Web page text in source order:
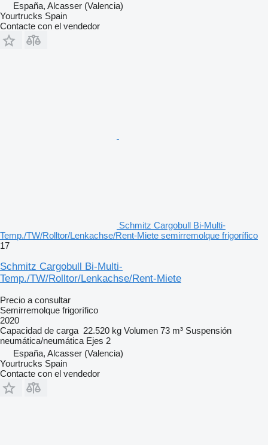
España, Alcasser (Valencia)
Yourtrucks Spain
Contacte con el vendedor
Schmitz Cargobull Bi-Multi-
Temp./TW/Rolltor/Lenkachse/Rent-Miete semirremolque frigorífico
17
Schmitz Cargobull Bi-Multi-
Temp./TW/Rolltor/Lenkachse/Rent-Miete
Precio a consultar
Semirremolque frigorífico
2020
Capacidad de carga 22.520 kg Volumen 73 m³ Suspensión
neumática/neumática Ejes 2
España, Alcasser (Valencia)
Yourtrucks Spain
Contacte con el vendedor